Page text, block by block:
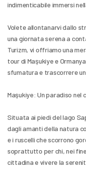
indimenticabile immersi
Volete allontanarvi dallo
una giornata serena a
Turizm, vi offriamo una
tour di Maşukiye e
sfumatura e trascorrere
Maşukiye: Un paradiso nel
Situata ai piedi del lago
dagli amanti della natura
e i ruscelli che scorrono
soprattutto per chi, nei
cittadina e vivere la